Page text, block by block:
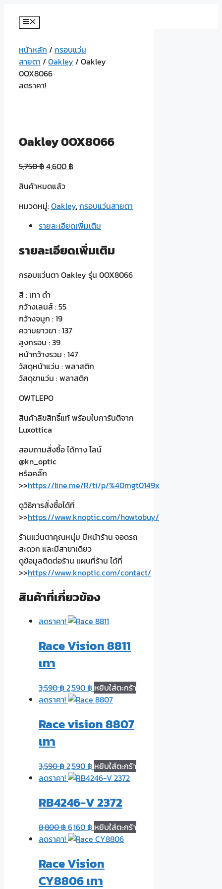
Menu
หน้าหลัก / กรอบแว่น
สายตา / Oakley / Oakley
0OX8066
ลดราคา!
Oakley 0OX8066
5,750฿4,600 ฿
สินค้าหมดแล้ว
หมวดหมู่:Oakley,กรอบแว่นสายตา
รายละเอียดเพิ่มเติม
รายละเอียดเพิ่มเติม
กรอบแว่นตา Oakley รุ่น 0OX8066
สี : เทา ดำ
กว้างเลนส์ : 55
กว้างจมูก : 19
ความยาวขา : 137
สูงกรอบ : 39
หน้ากว้างรวม : 147
วัสดุหน้าแว่น : พลาสติก
วัสดุขาแว่น : พลาสติก
OWTLEPO
สินค้าลิขสิทธิ์แท้ พร้อมใบการันตีจาก
Luxottica
สอบถามสั่งซื้อ ได้ทาง ไลน์
@kn_optic
หรือคลิ๊ก
>>https://line.me/R/ti/p/%40mgt0149x
ดูวิธีการสั่งซื้อได้ที่
>>https://www.knoptic.com/howtobuy/
ร้านแว่นตาคุณหนุ่ม มีหน้าร้าน จอดรถ
สะดวก และมีสาขาเดียว
ดูข้อมูลติดต่อร้าน แผนที่ร้าน ได้ที่
>>https://www.knoptic.com/contact/
สินค้าที่เกี่ยวข้อง
ลดราคา!
Race Vision 8811
เทา
3,590฿2,590 ฿ หยิบใส่ตะกร้า
ลดราคา!
Race vision 8807
เทา
3,590฿2,590 ฿ หยิบใส่ตะกร้า
ลดราคา!
RB4246-V 2372
8,800฿6,160 ฿ หยิบใส่ตะกร้า
ลดราคา!
Race Vision
CY8806 เทา